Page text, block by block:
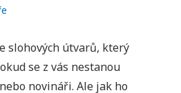
s
názvem
slohových útvarů, který
se z vás nestanou
novináři. Ale jak ho